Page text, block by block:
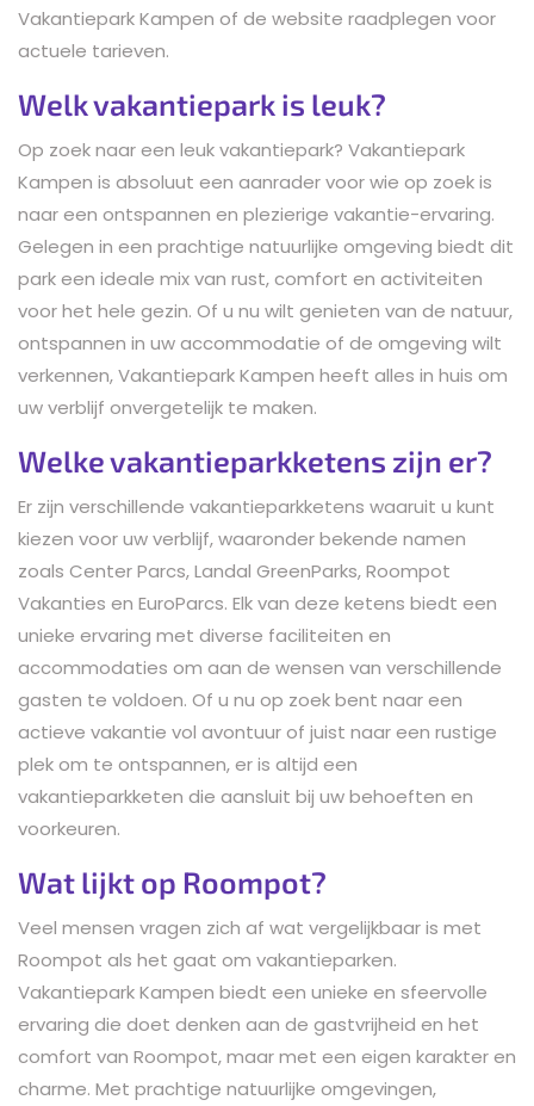
Vakantiepark Kampen of de website raadplegen voor
actuele tarieven.
Welk vakantiepark is leuk?
Op zoek naar een leuk vakantiepark? Vakantiepark
Kampen is absoluut een aanrader voor wie op zoek is
naar een ontspannen en plezierige vakantie-ervaring.
Gelegen in een prachtige natuurlijke omgeving biedt dit
park een ideale mix van rust, comfort en activiteiten
voor het hele gezin. Of u nu wilt genieten van de natuur,
ontspannen in uw accommodatie of de omgeving wilt
verkennen, Vakantiepark Kampen heeft alles in huis om
uw verblijf onvergetelijk te maken.
Welke vakantieparkketens zijn er?
Er zijn verschillende vakantieparkketens waaruit u kunt
kiezen voor uw verblijf, waaronder bekende namen
zoals Center Parcs, Landal GreenParks, Roompot
Vakanties en EuroParcs. Elk van deze ketens biedt een
unieke ervaring met diverse faciliteiten en
accommodaties om aan de wensen van verschillende
gasten te voldoen. Of u nu op zoek bent naar een
actieve vakantie vol avontuur of juist naar een rustige
plek om te ontspannen, er is altijd een
vakantieparkketen die aansluit bij uw behoeften en
voorkeuren.
Wat lijkt op Roompot?
Veel mensen vragen zich af wat vergelijkbaar is met
Roompot als het gaat om vakantieparken.
Vakantiepark Kampen biedt een unieke en sfeervolle
ervaring die doet denken aan de gastvrijheid en het
comfort van Roompot, maar met een eigen karakter en
charme. Met prachtige natuurlijke omgevingen,